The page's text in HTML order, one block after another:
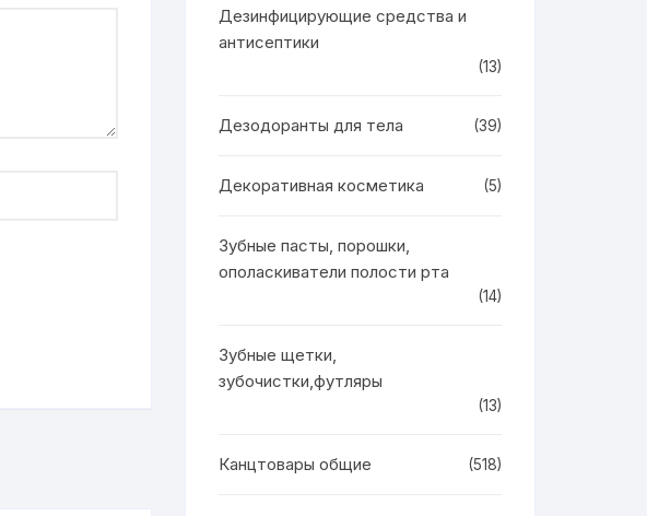
Дезинфицирующие средства и
антисептики
(13)
Дезодоранты для тела (39)
Декоративная косметика (5)
Зубные пасты, порошки,
ополаскиватели полости рта
(14)
Зубные щетки,
зубочистки,футляры
(13)
Канцтовары общие (518)